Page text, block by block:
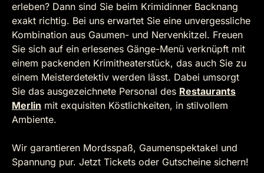
erleben? Dann sind Sie beim Krimidinner Backnang
exakt richtig. Bei uns erwartet Sie eine unvergessliche
Kombination aus Gaumen- und Nervenkitzel. Freuen
Sie sich auf ein erlesenes Gänge-Menü verknüpft mit
einem packenden Krimitheaterstück, das auch Sie zu
einem Meisterdetektiv werden lässt. Dabei umsorgt
Sie das ausgezeichnete Personal des Restaurants
Merlin mit exquisiten Köstlichkeiten, in stilvollem
Ambiente.
Wir garantieren Mordsspaß, Gaumenspektakel und
Spannung pur. Jetzt Tickets oder Gutscheine sichern!